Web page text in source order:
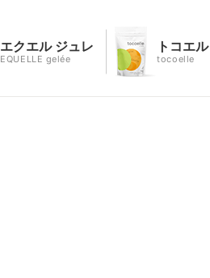
エクエル ジュレ
EQUELLE gelée
トコエル
tocoelle